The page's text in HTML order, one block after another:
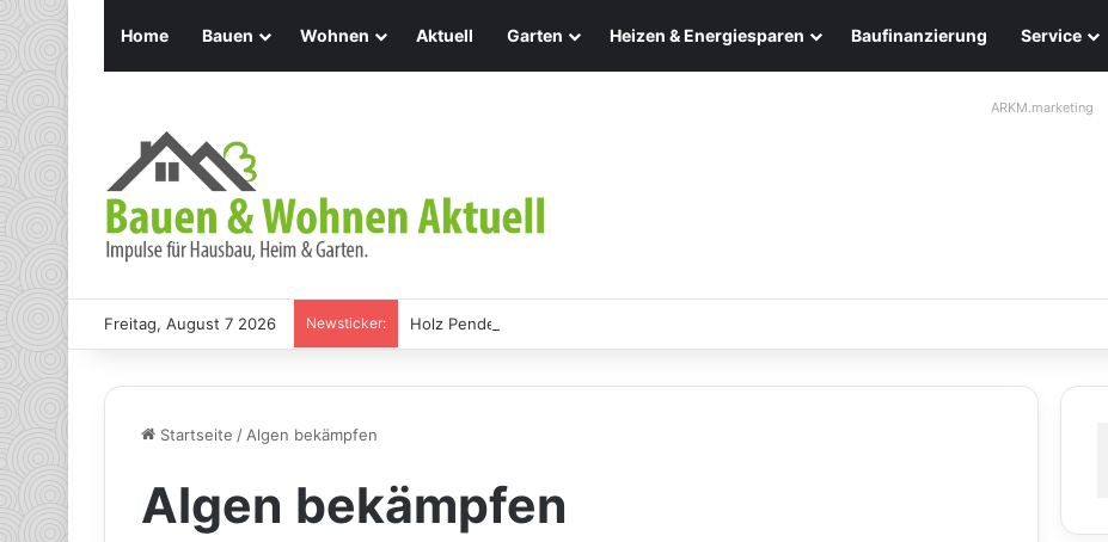
Home Bauen Wohnen Aktuell Garten Heizen & Energiesparen Baufinanzierung Service
ARKM.marketing
Freitag, August 7 2026 Newsticker: Holz Pendelleuchten: Eleganz und Nachhaltigkeit für Ihr Zuhause
Startseite /Algen bekämpfen
Algen bekämpfen